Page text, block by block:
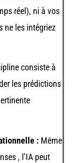
réel), ni à vos
ne les intégriez
consiste à
les prédictions
: Même
, l’IA peut